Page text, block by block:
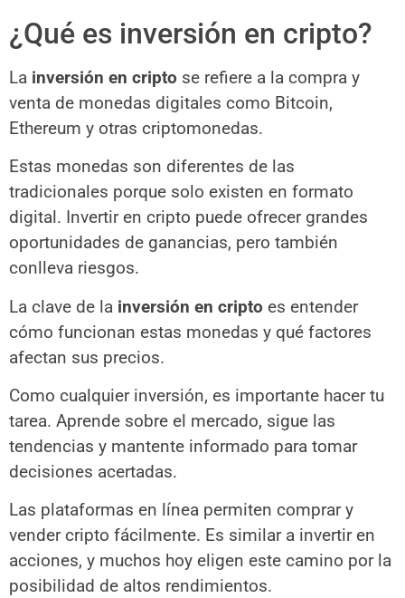
¿Qué es inversión en cripto?
La inversión en cripto se refiere a la compra y
venta de monedas digitales como Bitcoin,
Ethereum y otras criptomonedas.
Estas monedas son diferentes de las
tradicionales porque solo existen en formato
digital. Invertir en cripto puede ofrecer grandes
oportunidades de ganancias, pero también
conlleva riesgos.
La clave de la inversión en cripto es entender
cómo funcionan estas monedas y qué factores
afectan sus precios.
Como cualquier inversión, es importante hacer tu
tarea. Aprende sobre el mercado, sigue las
tendencias y mantente informado para tomar
decisiones acertadas.
Las plataformas en línea permiten comprar y
vender cripto fácilmente. Es similar a invertir en
acciones, y muchos hoy eligen este camino por la
posibilidad de altos rendimientos.